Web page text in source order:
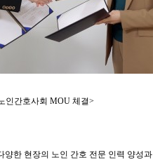
인간호사회 MOU 체결>
한 현장의 노인 간호 전문 인력 양성과